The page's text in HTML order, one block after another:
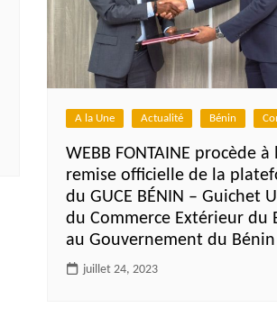
A la Une Actualité Bénin
WEBB FONTAINE procède à
remise officielle de la
du GUCE BÉNIN – Guichet
du Commerce Extérieur du
au Gouvernement du Bénin
juillet 24, 2023